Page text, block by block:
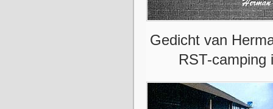
Gedicht van
RST-camping